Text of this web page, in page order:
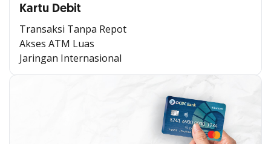
Kartu Debit
Transaksi Tanpa Repot
Akses ATM Luas
Jaringan Internasional